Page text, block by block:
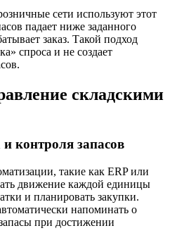
сети используют этот
падает ниже заданного
заказ. Такой подход
спроса и не создает
складскими
контроля запасов
такие как ERP или
движение каждой единицы
и планировать закупки.
напоминать о
при достижении